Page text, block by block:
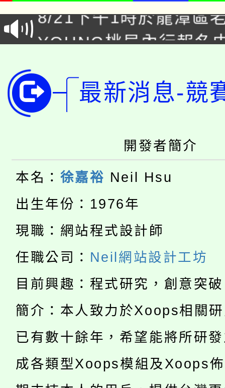
場熱烈登場!
8/21下午1時於龍潭區
徵才活動。
YOUNG桃局內行報名
開!
115年桃園市運動會8/
田徑場及游泳池舉行。
桃園市低收入戶享有免
視費優惠，中低收入戶
半價優惠，詳情可洽有
者。
大園自造教育及科技
份教師增能研習
大溪自造教育及科技中
份教師研習
淨零綠生活教案入校路
會
115年食農教育專業人
程
「本色祭」8/29、30在
場熱烈登場!
8/21下午1時於龍潭區
徵才活動。
YOUNG桃局內行報名
局官網。
8月14至27日，桃園電
開!
115年桃園市運動會8/
田徑場及游泳池舉行。
桃園市低收入戶享有免
最新消息-競
開發者簡介
本名： 徐嘉裕 Neil Hsu
出生年份：1976年
現職：網站程式設計師
任職公司： Neil網站設計工坊
目前興趣：程式研究，創意突
簡介：本人致力於Xoops相關
已有數十餘年，希望能將所研
成各類型Xoops模組及Xoops